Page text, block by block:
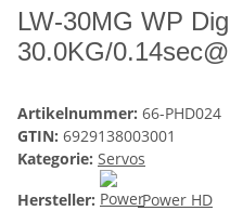
LW-30MG WP
30.0KG/
Artikelnummer: 66-PHD024
GTIN: 6929138003001
Kategorie: Servos
Hersteller:
Power HD